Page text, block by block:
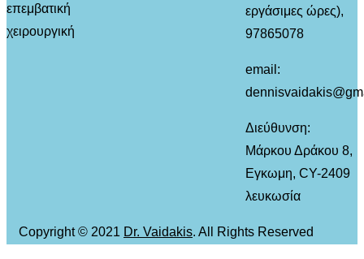
επεμβατική
χειρουργική
εργάσιμες ώρες),
97865078
email:
Διεύθυνση:
Μάρκου Δράκου 8,
Εγκωμη, CY-2409
λευκωσία
Copyright © 2021 Dr. Vaidakis. All Rights Reserved